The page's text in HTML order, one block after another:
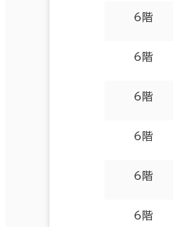
6階
6階
6階
6階
6階
6階